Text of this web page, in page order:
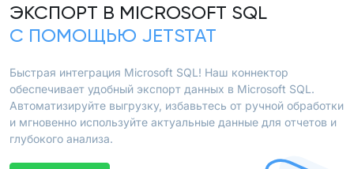
ЭКСПОРТ В MICROSOFT SQL
С ПОМОЩЬЮ JETSTAT
Быстрая интеграция Microsoft SQL! Наш коннектор
обеспечивает удобный экспорт данных в Microsoft SQL.
Автоматизируйте выгрузку, избавьтесь от ручной обработки
и мгновенно используйте актуальные данные для отчетов и
глубокого анализа.